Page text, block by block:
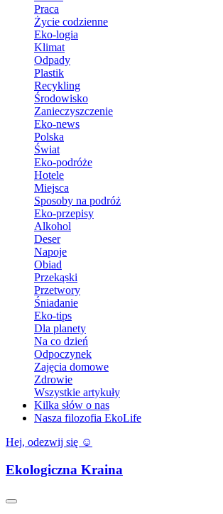
Praca
Życie codzienne
Eko-logia
Klimat
Odpady
Plastik
Recykling
Środowisko
Zanieczyszczenie
Eko-news
Polska
Świat
Eko-podróże
Hotele
Miejsca
Sposoby na podróż
Eko-przepisy
Alkohol
Deser
Napoje
Obiad
Przekąski
Przetwory
Śniadanie
Eko-tips
Dla planety
Na co dzień
Odpoczynek
Zajęcia domowe
Zdrowie
Wszystkie artykuły
Kilka słów o nas
Nasza filozofia EkoLife
Hej, odezwij się ☺️
Ekologiczna Kraina